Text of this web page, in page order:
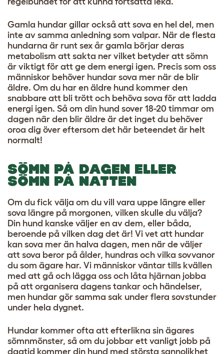
Gamla hundar gillar också att sova en hel del, men
inte av samma anledning som valpar. När de flesta
hundarna är runt sex år gamla börjar deras
metabolism att sakta ner vilket betyder att sömn
är viktigt för att ge dem energi igen. Precis som oss
människor behöver hundar sova mer när de blir
äldre. Om du har en äldre hund kommer den
snabbare att bli trött och behöva sova för att ladda
energi igen. Så om din hund sover 18-20 timmar om
dagen när den blir äldre är det inget du behöver
oroa dig över eftersom det här beteendet är helt
normalt!
SÖMN PÅ DAGEN ELLER
SÖMN PÅ NATTEN
Om du fick välja om du vill vara uppe längre eller
sova längre på morgonen, vilken skulle du välja?
Din hund kanske väljer en av dem, eller båda,
beroende på vilken dag det är! Vi vet att hundar
kan sova mer än halva dagen, men när de väljer
att sova beror på ålder, hundras och vilka sovvanor
du som ägare har. Vi människor väntar tills kvällen
med att gå och lägga oss och låta hjärnan jobba
på att organisera dagens tankar och händelser,
men hundar gör samma sak under flera sovstunder
under hela dygnet.
Hundar kommer ofta att efterlikna sin ägares
sömnmönster, så om du jobbar ett vanligt jobb på
dagtid kommer din hund med största sannolikhet